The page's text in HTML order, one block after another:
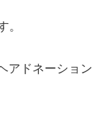
。
アドネーション